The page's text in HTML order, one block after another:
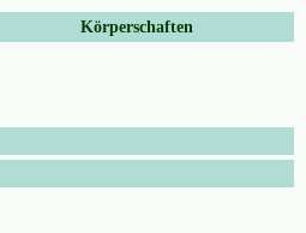
Körperschaften